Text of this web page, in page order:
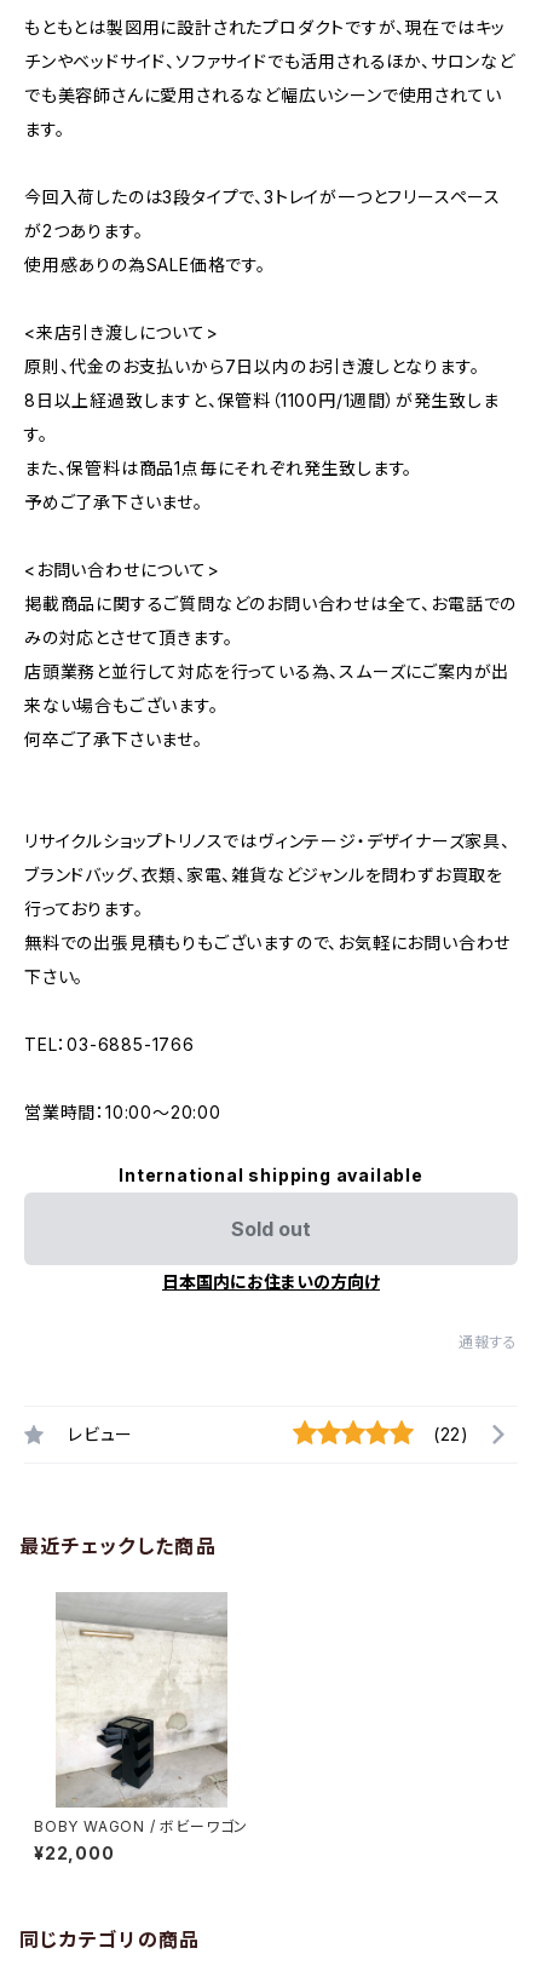
もともとは製図用に設計されたプロダクトですが、現在ではキッ
チンやベッドサイド、ソファサイドでも活用されるほか、サロンなど
でも美容師さんに愛用されるなど幅広いシーンで使用されてい
ます。
今回入荷したのは3段タイプで、3トレイが一つとフリースペース
が2つあります。
使用感ありの為SALE価格です。
<来店引き渡しについて>
原則、代金のお支払いから7日以内のお引き渡しとなります。
8日以上経過致しますと、保管料（1100円/1週間）が発生致しま
す。
また、保管料は商品1点毎にそれぞれ発生致します。
予めご了承下さいませ。
<お問い合わせについて>
掲載商品に関するご質問などのお問い合わせは全て、お電話での
みの対応とさせて頂きます。
店頭業務と並行して対応を行っている為、スムーズにご案内が出
来ない場合もございます。
何卒ご了承下さいませ。
リサイクルショップトリノスではヴィンテージ・デザイナーズ家具、
ブランドバッグ、衣類、家電、雑貨などジャンルを問わずお買取を
行っております。
無料での出張見積もりもございますので、お気軽にお問い合わせ
下さい。
TEL：03-6885-1766
営業時間：10:00〜20:00
International shipping available
Sold out
日本国内にお住まいの方向け
通報する
レビュー (22)
最近チェックした商品
BOBY WAGON / ボビーワゴン
¥22,000
同じカテゴリの商品